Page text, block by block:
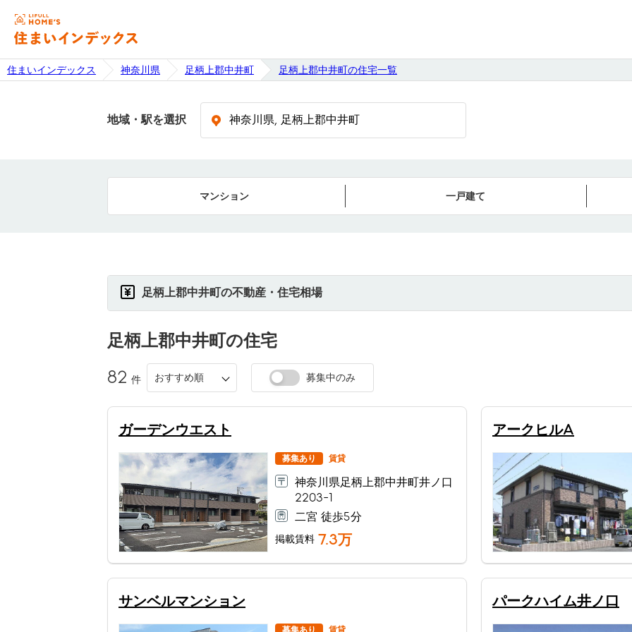
住まいインデックス 神奈川県 足柄上郡中井町 足柄上郡中井町の住宅一覧
地域・駅を選択
マンション 一戸建て
足柄上郡中井町の不動産・住宅相場
足柄上郡中井町の住宅
82 件 おすすめ順 募集中のみ
ガーデンウエスト
募集あり 賃貸
神奈川県足柄上郡中井町井ノ口
2203-1
二宮 徒歩5分
掲載賃料 7.3万
アークヒルA
サンベルマンション
募集あり 賃貸
パークハイム井ノ口